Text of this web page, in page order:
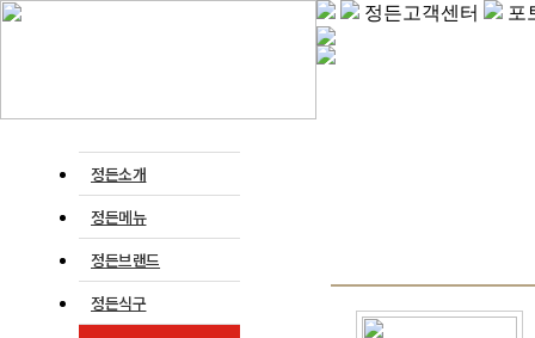
정든소개
정든메뉴
정든브랜드
정든식구
정든고객센터 포